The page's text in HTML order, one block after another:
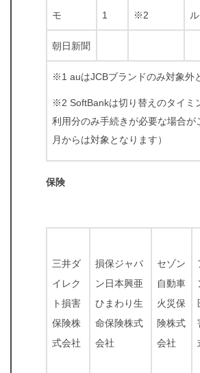
モ
1
※2
ル
朝日新聞
※1 auはJCBブランドのみ対象外
※2 SoftBankは切り替えのタイミ
利用分のみ手続きが必要な場合が
月からは対象となります）
保険
三井ダ
イレク
ト損害
保険株
式会社
損保ジャパ
ン日本興亜
ひまわり生
命保険株式
会社
セゾン
自動車
火災保
険株式
会社